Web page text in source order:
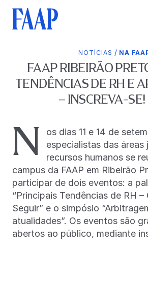
NOTÍCIAS / NA
FAAP RIBEIRÃO
TENDÊNCIAS DE RH E
– INSCREVA-SE!
N
os dias 11 e 14 de
especialistas das áreas
recursos humanos se
campus da FAAP em Ribeirão
participar de dois eventos: a
“Principais Tendências de RH –
Seguir” e o simpósio
atualidades”. Os eventos são
abertos ao público, mediante